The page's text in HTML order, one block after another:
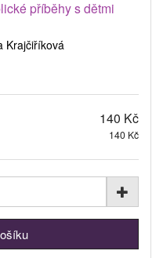
příběhy s dětmi
Krajčiříková
140 Kč
140 Kč